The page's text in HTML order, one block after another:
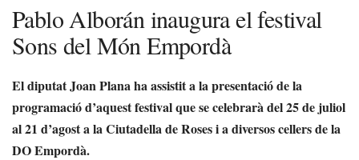
Pablo Alborán inaugura el festival
Sons del Món Empordà
El diputat Joan Plana ha assistit a la presentació de la
programació d’aquest festival que se celebrarà del 25 de juliol
al 21 d’agost a la Ciutadella de Roses i a diversos cellers de la
DO Empordà.